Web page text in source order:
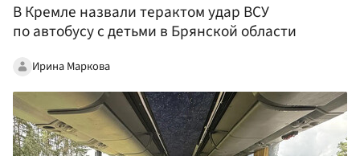
В Кремле назвали терактом удар ВСУ
по автобусу с детьми в Брянской области
Ирина Маркова